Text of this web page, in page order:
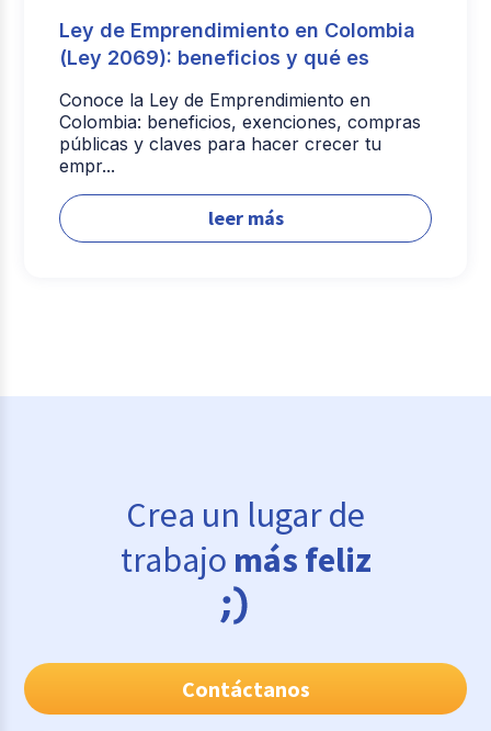
Ley de Emprendimiento en Colombia
(Ley 2069): beneficios y qué es
Conoce la Ley de Emprendimiento en
Colombia: beneficios, exenciones, compras
públicas y claves para hacer crecer tu
empr...
leer más
Crea un lugar de
trabajo más feliz
Contáctanos